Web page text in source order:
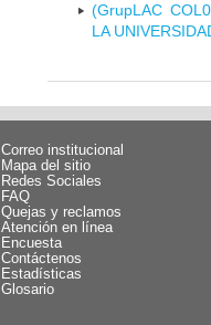
(GrupLAC
LA
Correo institucional
Mapa del sitio
Redes Sociales
FAQ
Quejas y reclamos
Atención en línea
Encuesta
Contáctenos
Estadísticas
Glosario